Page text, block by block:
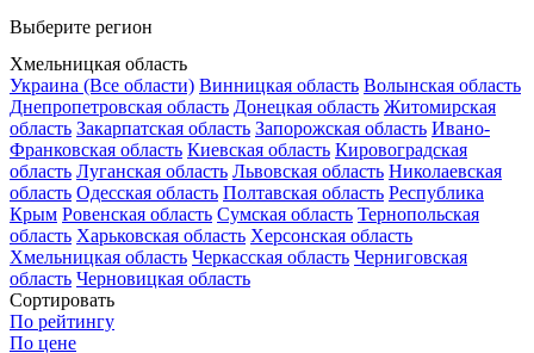
Выберите регион
Хмельницкая область
Украина (Все области) Винницкая область Волынская область
Днепропетровская область Донецкая область Житомирская
область Закарпатская область Запорожская область Ивано-
Франковская область Киевская область Кировоградская
область Луганская область Львовская область Николаевская
область Одесская область Полтавская область Республика
Крым Ровенская область Сумская область Тернопольская
область Харьковская область Херсонская область
Хмельницкая область Черкасская область Черниговская
область Черновицкая область
Сортировать
По рейтингу
По цене